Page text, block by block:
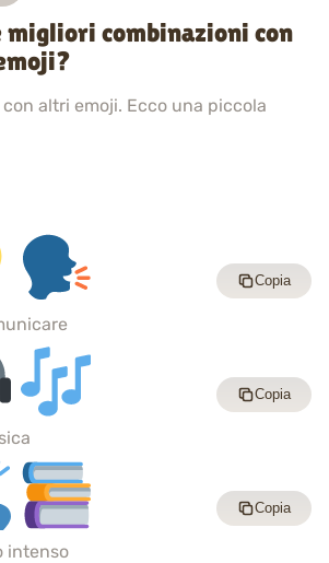
migliori combinazioni con
altri emoji. Ecco una piccola
Copia
Copia
intenso
Copia